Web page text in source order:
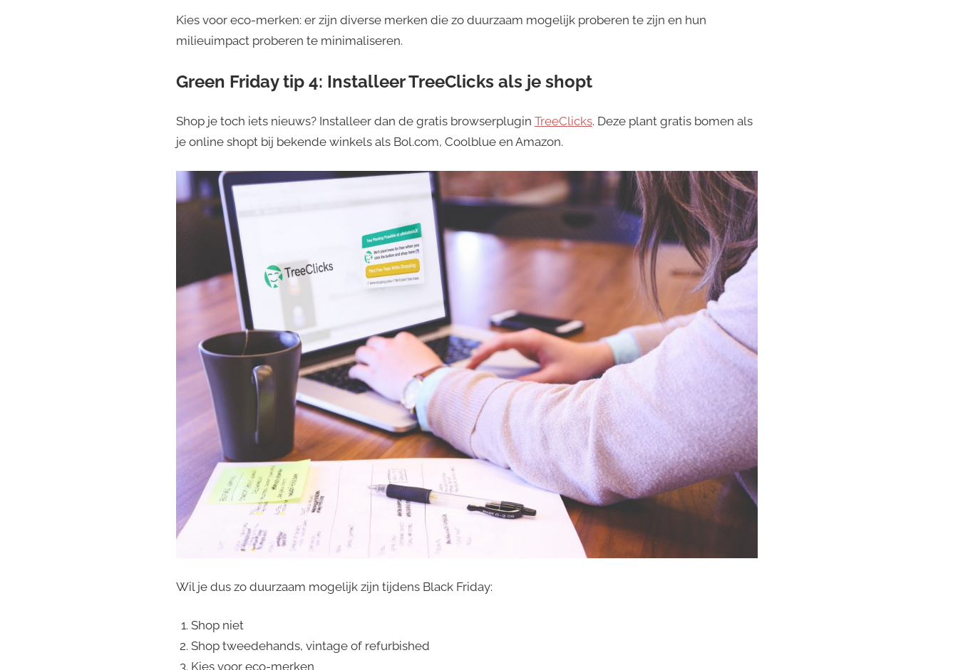
Kies voor eco-merken: er zijn diverse merken die zo duurzaam mogelijk proberen te zijn en hun
milieuimpact proberen te minimaliseren.
Green Friday tip 4: Installeer TreeClicks als je shopt
Shop je toch iets nieuws? Installeer dan de gratis browserplugin TreeClicks. Deze plant gratis bomen als
je online shopt bij bekende winkels als Bol.com, Coolblue en Amazon.
Wil je dus zo duurzaam mogelijk zijn tijdens Black Friday:
Shop niet
Shop tweedehands, vintage of refurbished
Kies voor eco-merken